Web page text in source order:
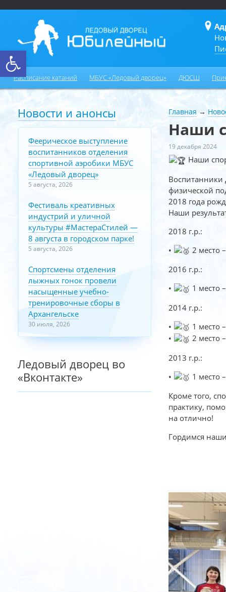
Открыть панель инструментов
Расписание катаний МБУС «Ледовый дворец» ДЮСШ
Главная →
Наши
19 декабря 2024
Наши
физической
2018 года
Наши
2018 г.р.:
•
2 место
2016 г.р.:
•
1 место
2014 г.р.:
•
1 место
•
2 место
2013 г.р.:
•
1 место
Кроме того,
практику,
на отлично!
Гордимся
Новости и анонсы
Феерическое выступление
воспитанников отделения
спортивной аэробики МБУС
«Ледовый дворец»
5 августа, 2026
Фестиваль креативных
индустрий и уличной
культуры #МастераСтилей —
8 августа в городском парке!
5 августа, 2026
Спортсмены отделения
лыжных гонок провели
насыщенные учебно-
тренировочные сборы в
Архангельске
30 июля, 2026
Ледовый дворец во
«Вконтакте»